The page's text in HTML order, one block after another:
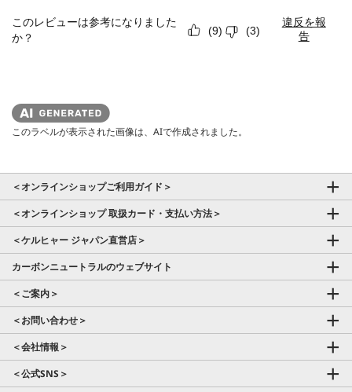
このラベルが表示された画像は、AIで作成されました。
＜オンラインショップご利用ガイド＞
＜オンラインショップ 取扱カード・支払い方法＞
＜ケルヒャー ジャパン直営店＞
カーボンニュートラルのウェブサイト
＜ご案内＞
＜お問い合わせ＞
＜会社情報＞
＜公式SNS＞